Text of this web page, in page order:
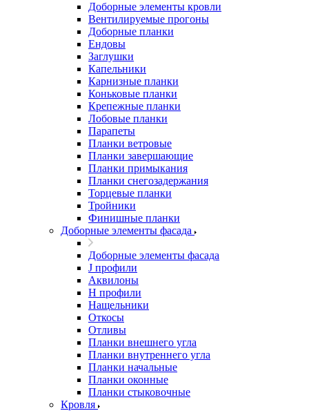
Доборные элементы кровли
Вентилируемые прогоны
Доборные планки
Ендовы
Заглушки
Капельники
Карнизные планки
Коньковые планки
Крепежные планки
Лобовые планки
Парапеты
Планки ветровые
Планки завершающие
Планки примыкания
Планки снегозадержания
Торцевые планки
Тройники
Финишные планки
Доборные элементы фасада
Доборные элементы фасада
J профили
Аквилоны
Н профили
Нащельники
Откосы
Отливы
Планки внешнего угла
Планки внутреннего угла
Планки начальные
Планки оконные
Планки стыковочные
Кровля